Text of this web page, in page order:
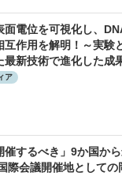
面電位を可視化し、
互作用を解明！～実
最新技術で進化した成
ア
催するべき」9か国か
際会議開催地としての